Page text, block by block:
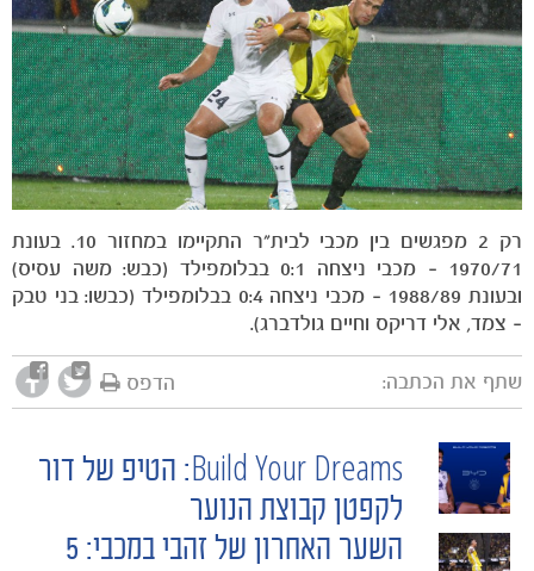
כרטיסים
רק 2 מפגשים בין מכבי לבית"ר התקיימו במחזור 10. בעונת
1970/71 – מכבי ניצחה 0:1 בבלומפילד (כבש: משה עסיס)
ובעונת 1988/89 – מכבי ניצחה 0:4 בבלומפילד (כבשו: בני טבק
– צמד, אלי דריקס וחיים גולדברג).
שתף את הכתבה: הדפס
POST
NAVIGATION
Build Your Dreams: הטיפ של דור
לקפטן קבוצת הנוער
השער האחרון של זהבי במכבי: 5